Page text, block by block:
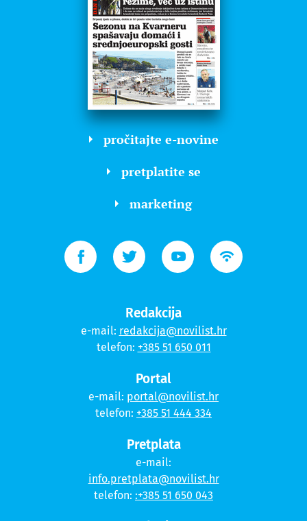
pročitajte e-novine
pretplatite se
marketing
Redakcija
e-mail: redakcija@novilist.hr
telefon: +385 51 650 011
Portal
e-mail: portal@novilist.hr
telefon: +385 51 444 334
Pretplata
e-mail:
info.pretplata@novilist.hr
telefon: :+385 51 650 043